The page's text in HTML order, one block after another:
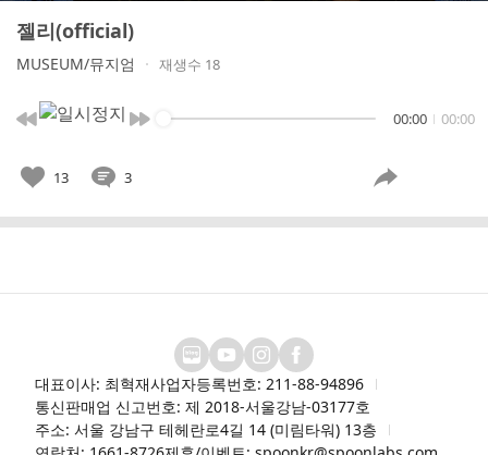
젤리(official)
MUSEUM/뮤지엄 재생수 18
00:00 00:00
13 3
대표이사: 최혁재사업자등록번호: 211-88-94896
통신판매업 신고번호: 제 2018-서울강남-03177호
주소: 서울 강남구 테헤란로4길 14 (미림타워) 13층